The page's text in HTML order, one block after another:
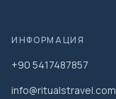
ИНФОРМАЦИЯ
+90 5417487857
info@ritualstravel.com